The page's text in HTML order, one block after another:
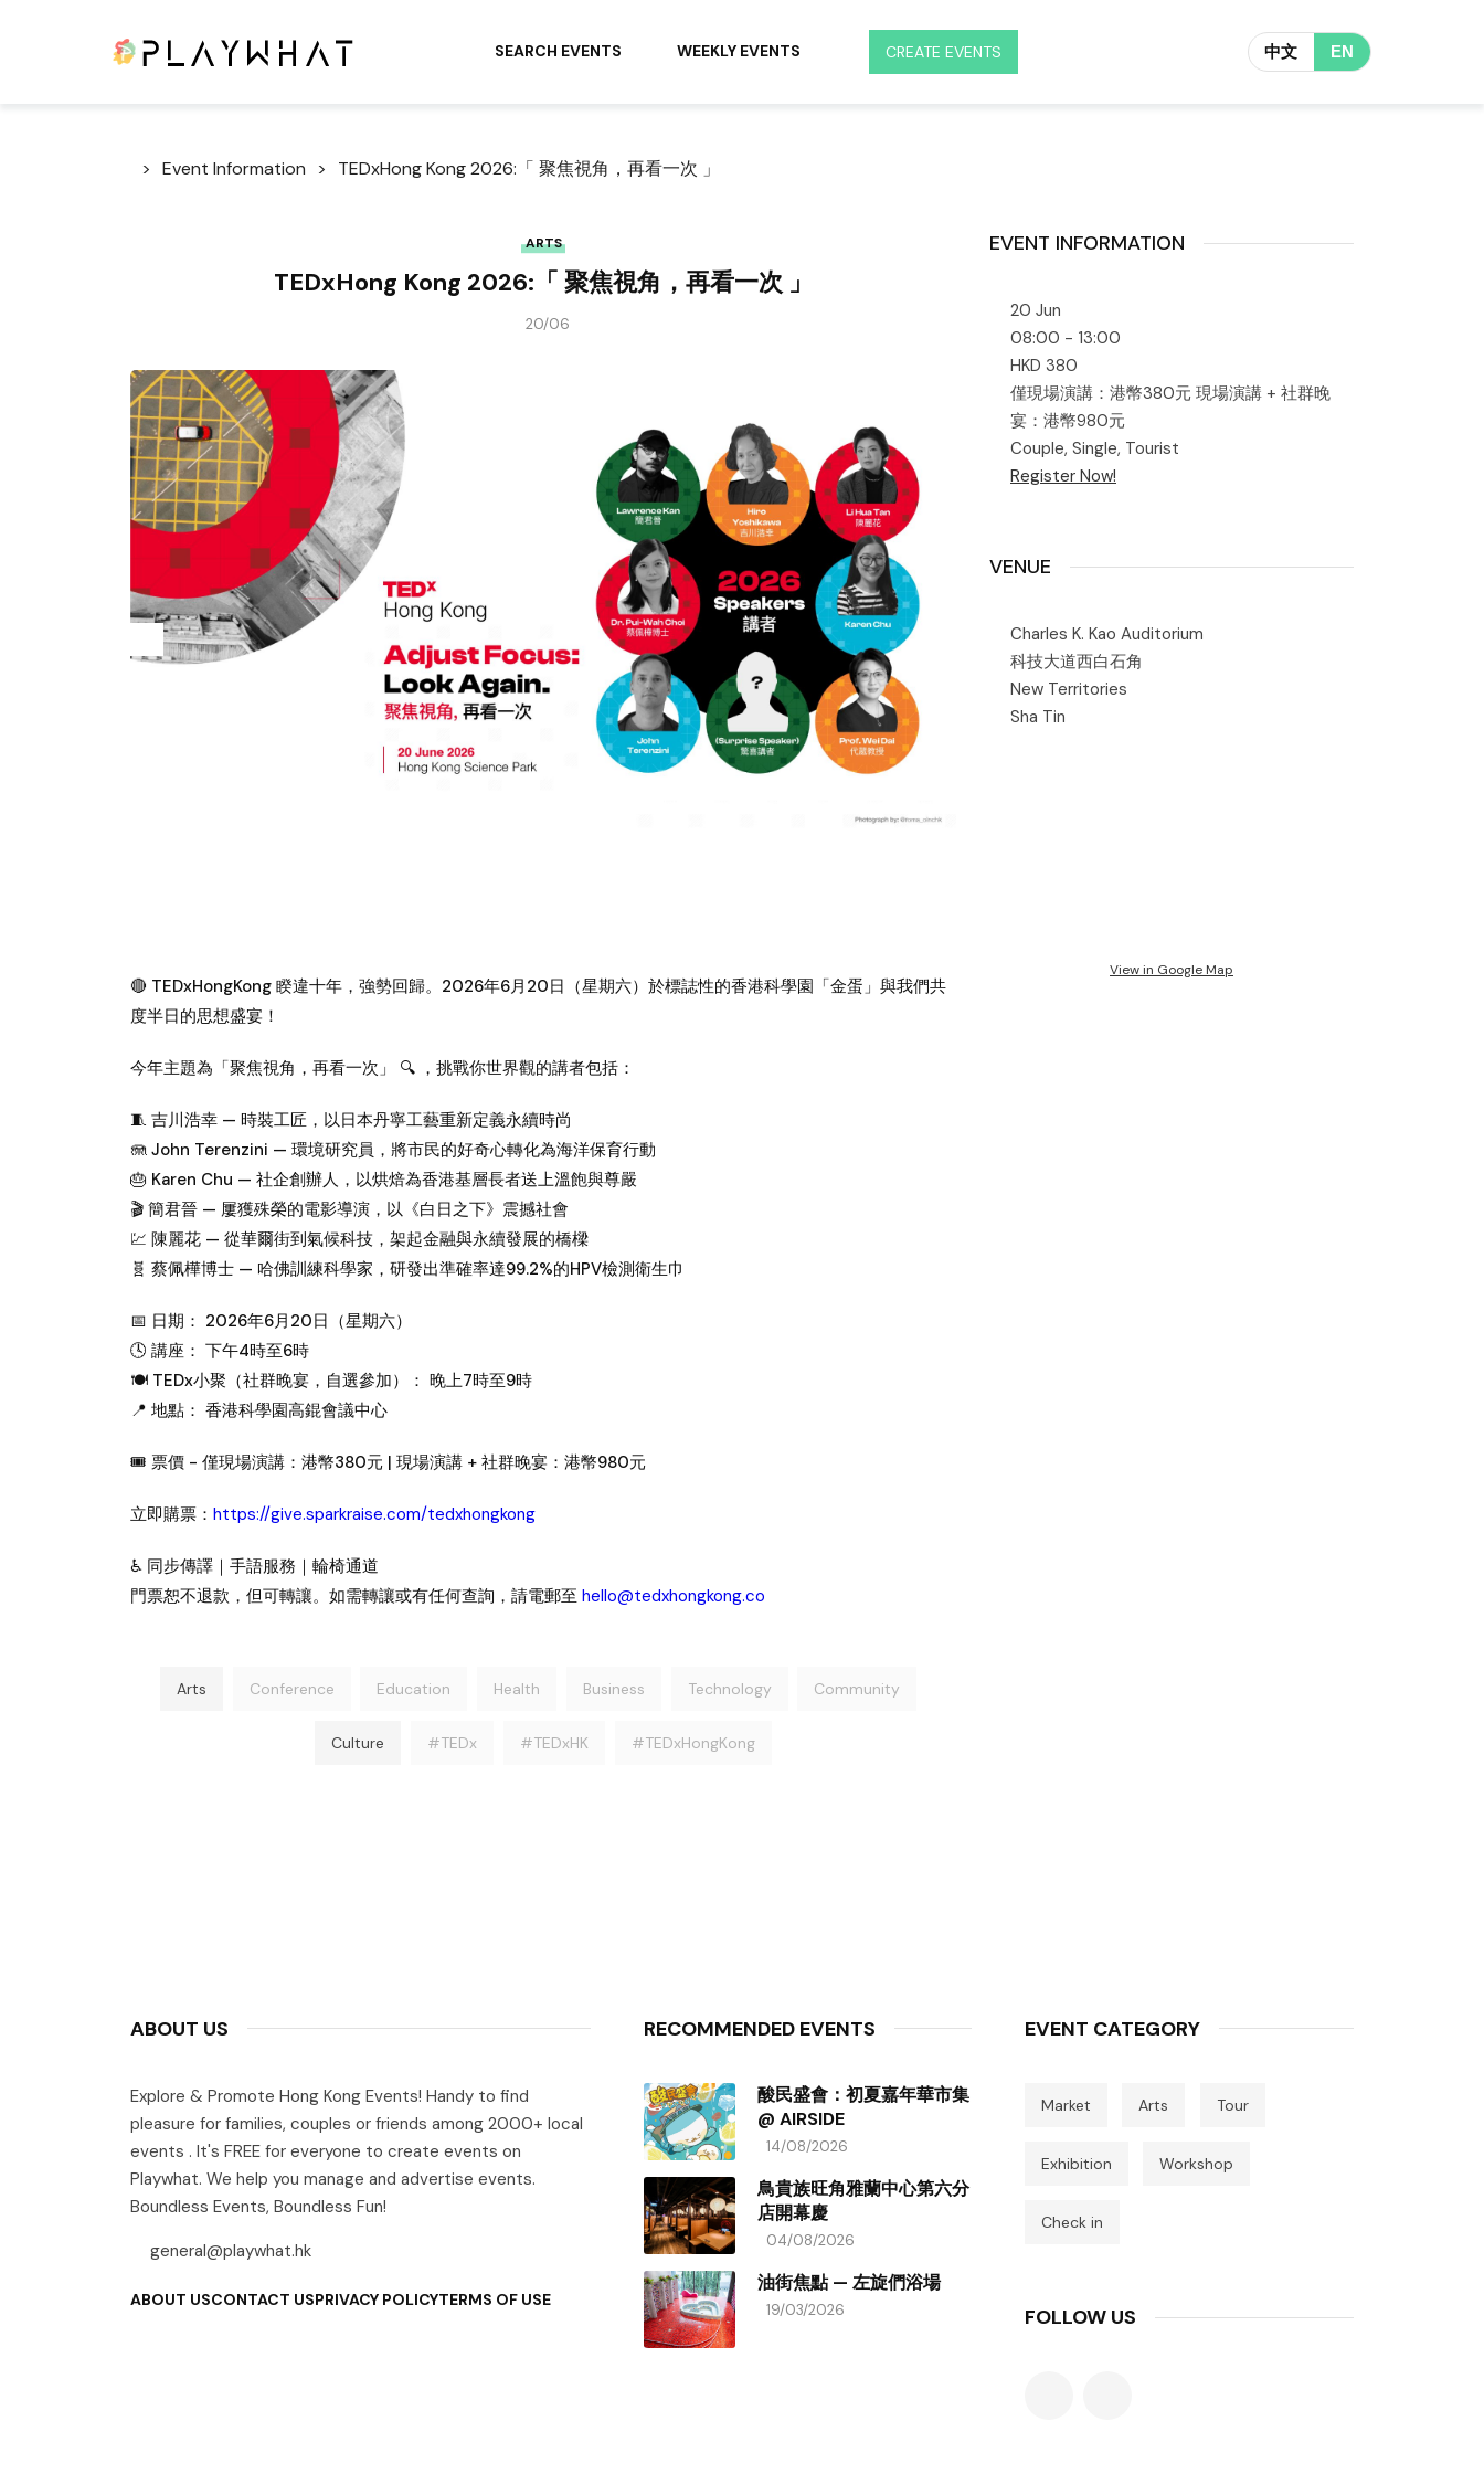
SEARCH EVENTS WEEKLY EVENTS CREATE EVENTS 中文 EN
Event Information TEDxHong Kong 2026:「 聚焦視角，再看一次 」
ARTS
TEDxHong Kong 2026:「 聚焦視角，再看一次 」
20/06
🔴 TEDxHongKong 睽違十年，強勢回歸。2026年6月20日（星期六）於標誌性的香港科學園「金蛋」與我們共
度半日的思想盛宴！
今年主題為「聚焦視角，再看一次」 🔍 ，挑戰你世界觀的講者包括：
🧵 吉川浩幸 — 時裝工匠，以日本丹寧工藝重新定義永續時尚
🪼 John Terenzini — 環境研究員，將市民的好奇心轉化為海洋保育行動
🎂 Karen Chu — 社企創辦人，以烘焙為香港基層長者送上溫飽與尊嚴
🎬 簡君晉 — 屢獲殊榮的電影導演，以《白日之下》震撼社會
💹 陳麗花 — 從華爾街到氣候科技，架起金融與永續發展的橋樑
🧬 蔡佩樺博士 — 哈佛訓練科學家，研發出準確率達99.2%的HPV檢測衛生巾
📅 日期： 2026年6月20日（星期六）
🕓 講座： 下午4時至6時
🍽️ TEDx小聚（社群晚宴，自選參加）： 晚上7時至9時
📍 地點： 香港科學園高錕會議中心
🎟️ 票價 - 僅現場演講：港幣380元 | 現場演講 + 社群晚宴：港幣980元
立即購票： https://give.sparkraise.com/tedxhongkong
♿ 同步傳譯｜手語服務｜輪椅通道
門票恕不退款，但可轉讓。如需轉讓或有任何查詢，請電郵至 hello@tedxhongkong.co
Arts Conference Education Health Business Technology Community
Culture #TEDx #TEDxHK #TEDxHongKong
EVENT INFORMATION
20 Jun
08:00 - 13:00
HKD 380
僅現場演講：港幣380元 現場演講 + 社群晚
宴：港幣980元
Couple, Single, Tourist
Register Now!
VENUE
Charles K. Kao Auditorium
科技大道西白石角
New Territories
Sha Tin
View in Google Map
ABOUT US
Explore & Promote Hong Kong Events! Handy to find
pleasure for families, couples or friends among 2000+ local
events . It's FREE for everyone to create events on
Playwhat. We help you manage and advertise events.
Boundless Events, Boundless Fun!
general@playwhat.hk
ABOUT USCONTACT USPRIVACY POLICYTERMS OF USE
RECOMMENDED EVENTS
酸民盛會：初夏嘉年華市集
@ AIRSIDE
14/08/2026
鳥貴族旺角雅蘭中心第六分
店開幕慶
04/08/2026
油街焦點 — 左旋們浴場
19/03/2026
EVENT CATEGORY
Market Arts Tour
Exhibition Workshop
Check in
FOLLOW US